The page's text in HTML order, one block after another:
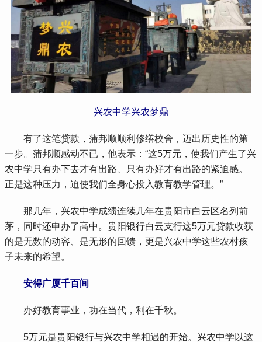
兴农中学兴农梦鼎
有了这笔贷款，蒲邦顺顺利修缮校舍，迈出历史性的第
一步。蒲邦顺感动不已，他表示：“这5万元，使我们产生了兴
农中学只有办下去才有出路、只有办好才有出路的紧迫感。
正是这种压力，迫使我们全身心投入教育教学管理。”
那几年，兴农中学成绩连续几年在贵阳市白云区名列前
茅，同时还申办了高中。贵阳银行白云支行这5万元贷款收获
的是无数的动容、是无形的回馈，更是兴农中学这些农村孩
子未来的希望。
安得广厦千百间
办好教育事业，功在当代，利在千秋。
5万元是贵阳银行与兴农中学相遇的开始。兴农中学以这